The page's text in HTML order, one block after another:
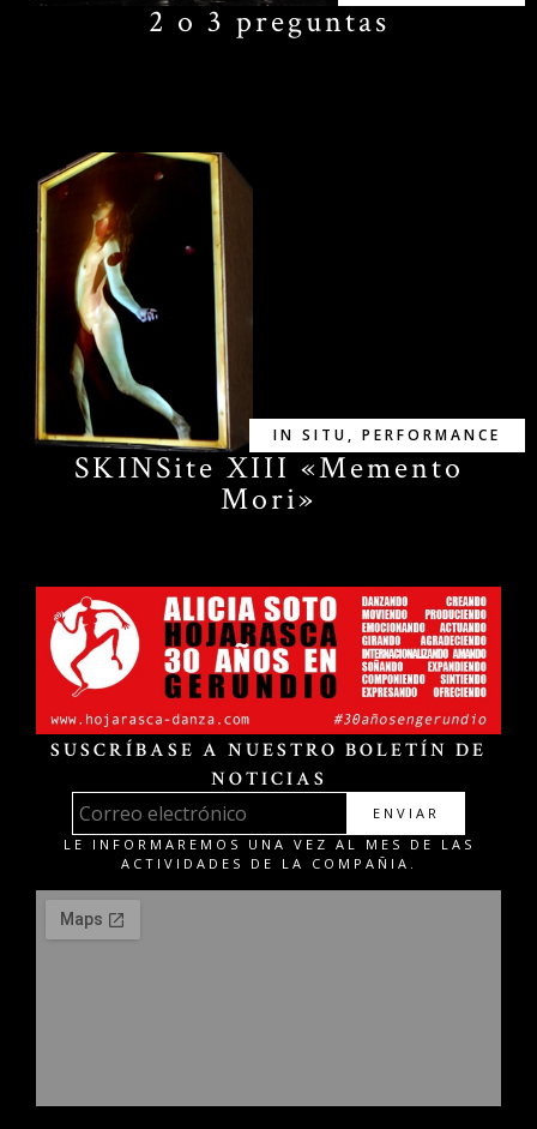
2 o 3 preguntas
IN SITU , PERFORMANCE
SKINSite XIII «Memento
Mori»
SUSCRÍBASE A NUESTRO BOLETÍN DE
NOTICIAS
ENVIAR
LE INFORMAREMOS UNA VEZ AL MES DE LAS
ACTIVIDADES DE LA COMPAÑIA.